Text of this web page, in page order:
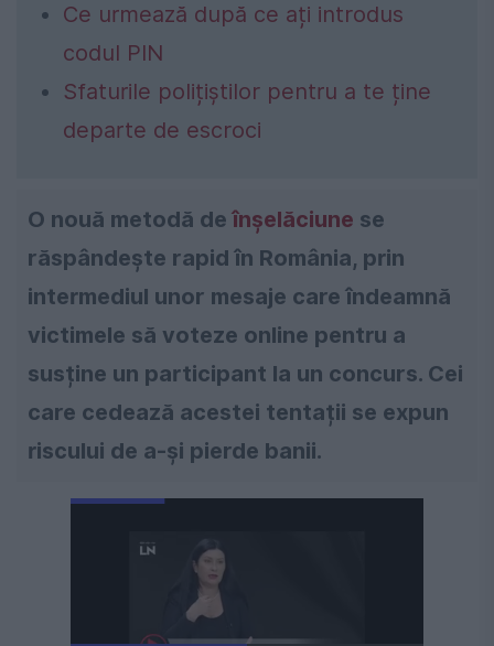
Ce urmează după ce ați introdus
codul PIN
Sfaturile polițiștilor pentru a te ține
departe de escroci
O nouă metodă deînșelăciune se
răspândește rapid în România, prin
intermediul unor mesaje care îndeamnă
victimele să voteze online pentru a
susține un participant la un concurs. Cei
care cedează acestei tentații se expun
riscului de a-și pierde banii.